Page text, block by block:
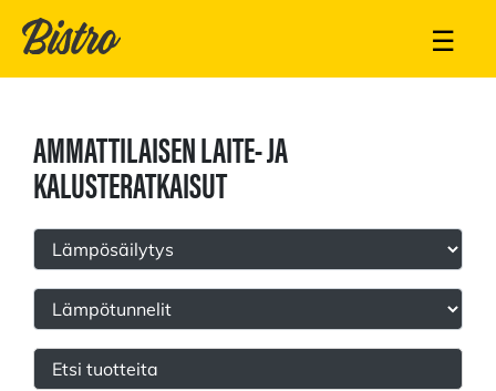
☰
AMMATTILAISEN LAITE- JA
KALUSTERATKAISUT